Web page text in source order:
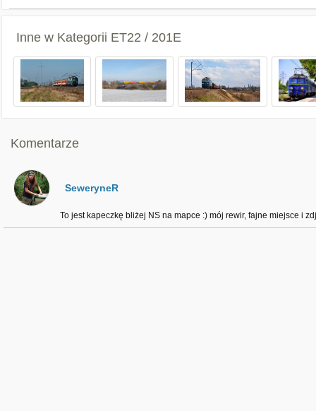
Inne w Kategorii ET22 / 201E
Komentarze
SeweryneR
To jest kapeczkę bliżej NS na mapce :) mój rewir, fajne miejsce i